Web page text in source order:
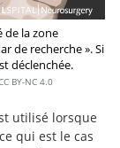
la zone
de recherche ». Si
déclenchée.
BY-NC 4.0
utilisé lorsque
qui est le cas